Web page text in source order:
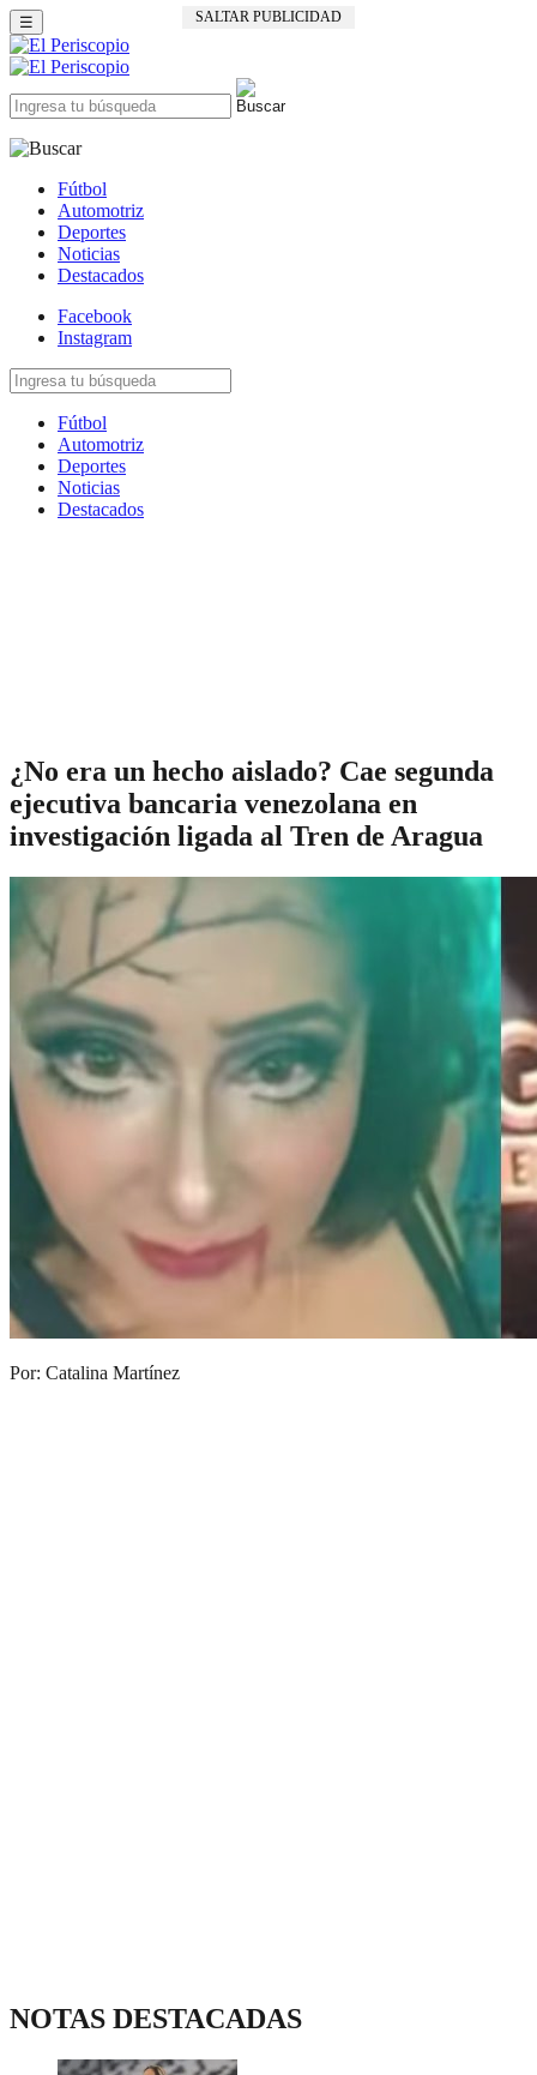
SALTAR PUBLICIDAD
☰
Fútbol
Automotriz
Deportes
Noticias
Destacados
Facebook
Instagram
Fútbol
Automotriz
Deportes
Noticias
Destacados
¿No era un hecho aislado? Cae segunda
ejecutiva bancaria venezolana en
investigación ligada al Tren de Aragua
Por: Catalina Martínez
NOTAS DESTACADAS